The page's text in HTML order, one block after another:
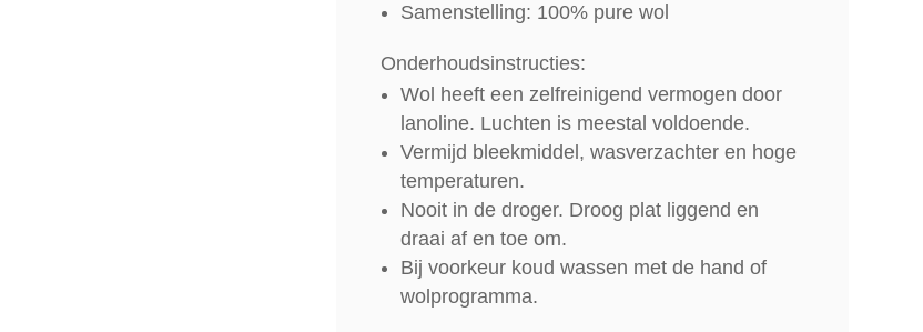
Samenstelling: 100% pure wol
Onderhoudsinstructies:
Wol heeft een zelfreinigend vermogen door
lanoline. Luchten is meestal voldoende.
Vermijd bleekmiddel, wasverzachter en hoge
temperaturen.
Nooit in de droger. Droog plat liggend en
draai af en toe om.
Bij voorkeur koud wassen met de hand of
wolprogramma.